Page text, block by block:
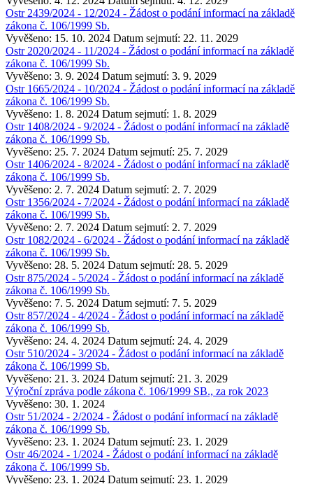
Ostr 2439/2024 - 12/2024 - Žádost o podání informací na základě
zákona č. 106/1999 Sb.
Vyvěšeno: 15. 10. 2024 Datum sejmutí: 22. 11. 2029
Ostr 2020/2024 - 11/2024 - Žádost o podání informací na základě
zákona č. 106/1999 Sb.
Vyvěšeno: 3. 9. 2024 Datum sejmutí: 3. 9. 2029
Ostr 1665/2024 - 10/2024 - Žádost o podání informací na základě
zákona č. 106/1999 Sb.
Vyvěšeno: 1. 8. 2024 Datum sejmutí: 1. 8. 2029
Ostr 1408/2024 - 9/2024 - Žádost o podání informací na základě
zákona č. 106/1999 Sb.
Vyvěšeno: 25. 7. 2024 Datum sejmutí: 25. 7. 2029
Ostr 1406/2024 - 8/2024 - Žádost o podání informací na základě
zákona č. 106/1999 Sb.
Vyvěšeno: 2. 7. 2024 Datum sejmutí: 2. 7. 2029
Ostr 1356/2024 - 7/2024 - Žádost o podání informací na základě
zákona č. 106/1999 Sb.
Vyvěšeno: 2. 7. 2024 Datum sejmutí: 2. 7. 2029
Ostr 1082/2024 - 6/2024 - Žádost o podání informací na základě
zákona č. 106/1999 Sb.
Vyvěšeno: 28. 5. 2024 Datum sejmutí: 28. 5. 2029
Ostr 875/2024 - 5/2024 - Žádost o podání informací na základě
zákona č. 106/1999 Sb.
Vyvěšeno: 7. 5. 2024 Datum sejmutí: 7. 5. 2029
Ostr 857/2024 - 4/2024 - Žádost o podání informací na základě
zákona č. 106/1999 Sb.
Vyvěšeno: 24. 4. 2024 Datum sejmutí: 24. 4. 2029
Ostr 510/2024 - 3/2024 - Žádost o podání informací na základě
zákona č. 106/1999 Sb.
Vyvěšeno: 21. 3. 2024 Datum sejmutí: 21. 3. 2029
Výroční zpráva podle zákona č. 106/1999 SB., za rok 2023
Vyvěšeno: 30. 1. 2024
Ostr 51/2024 - 2/2024 - Žádost o podání informací na základě
zákona č. 106/1999 Sb.
Vyvěšeno: 23. 1. 2024 Datum sejmutí: 23. 1. 2029
Ostr 46/2024 - 1/2024 - Žádost o podání informací na základě
zákona č. 106/1999 Sb.
Vyvěšeno: 23. 1. 2024 Datum sejmutí: 23. 1. 2029